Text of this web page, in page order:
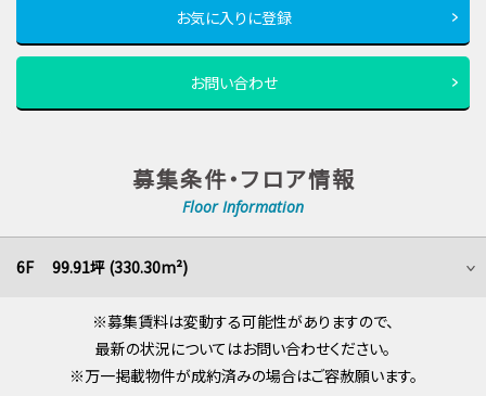
お気に入りに登録
お問い合わせ
募集条件・フロア情報
Floor Information
6F 99.91坪 (330.30m²)
※募集賃料は変動する可能性がありますので、
最新の状況についてはお問い合わせください。
※万一掲載物件が成約済みの場合はご容赦願います。